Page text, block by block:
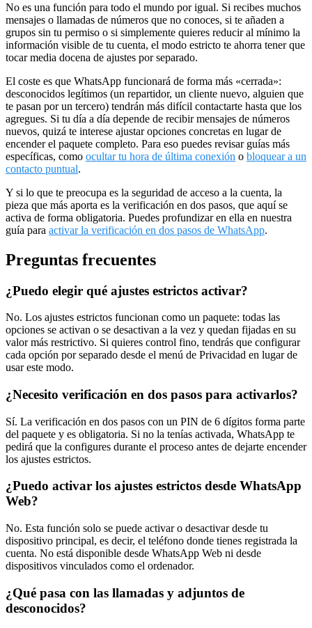
No es una función para todo el mundo por igual. Si recibes muchos
mensajes o llamadas de números que no conoces, si te añaden a
grupos sin tu permiso o si simplemente quieres reducir al mínimo la
información visible de tu cuenta, el modo estricto te ahorra tener que
tocar media docena de ajustes por separado.
El coste es que WhatsApp funcionará de forma más «cerrada»:
desconocidos legítimos (un repartidor, un cliente nuevo, alguien que
te pasan por un tercero) tendrán más difícil contactarte hasta que los
agregues. Si tu día a día depende de recibir mensajes de números
nuevos, quizá te interese ajustar opciones concretas en lugar de
encender el paquete completo. Para eso puedes revisar guías más
específicas, como ocultar tu hora de última conexión o bloquear a un
contacto puntual.
Y si lo que te preocupa es la seguridad de acceso a la cuenta, la
pieza que más aporta es la verificación en dos pasos, que aquí se
activa de forma obligatoria. Puedes profundizar en ella en nuestra
guía para activar la verificación en dos pasos de WhatsApp.
Preguntas frecuentes
¿Puedo elegir qué ajustes estrictos activar?
No. Los ajustes estrictos funcionan como un paquete: todas las
opciones se activan o se desactivan a la vez y quedan fijadas en su
valor más restrictivo. Si quieres control fino, tendrás que configurar
cada opción por separado desde el menú de Privacidad en lugar de
usar este modo.
¿Necesito verificación en dos pasos para activarlos?
Sí. La verificación en dos pasos con un PIN de 6 dígitos forma parte
del paquete y es obligatoria. Si no la tenías activada, WhatsApp te
pedirá que la configures durante el proceso antes de dejarte encender
los ajustes estrictos.
¿Puedo activar los ajustes estrictos desde WhatsApp
Web?
No. Esta función solo se puede activar o desactivar desde tu
dispositivo principal, es decir, el teléfono donde tienes registrada la
cuenta. No está disponible desde WhatsApp Web ni desde
dispositivos vinculados como el ordenador.
¿Qué pasa con las llamadas y adjuntos de
desconocidos?